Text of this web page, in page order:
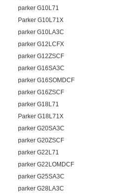
parker G10L71
Parker G10L71X
parker G10LA3C
parker G12LCFX
parker G12ZSCF
parker G16SA3C
parker G16SOMDCF
parker G16ZSCF
parker G18L71
Parker G18L71X
parker G20SA3C
parker G20ZSCF
parker G22L71
parker G22LOMDCF
parker G25SA3C
parker G28LA3C